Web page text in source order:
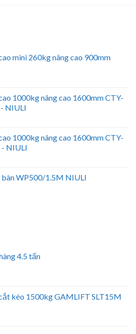
mini 260kg nâng cao 900mm
1000kg nâng cao 1600mm CTY-
NIULI
1000kg nâng cao 1600mm CTY-
NIULI
bàn WP500/1.5M NIULI
4.5 tấn
kéo 1500kg GAMLIFT SLT15M